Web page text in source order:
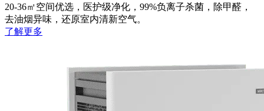
20-36㎡空间优选，医护级净化，99%负离子杀菌，除甲醛，
去油烟异味，还原室内清新空气。
了解更多